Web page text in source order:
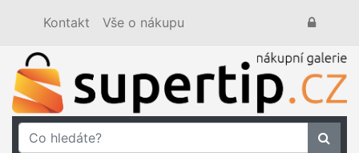
Kontakt Vše o nákupu